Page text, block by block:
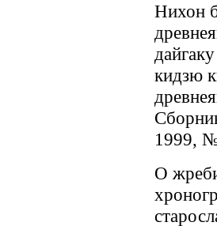
Нихон
кидзю
1999,
О